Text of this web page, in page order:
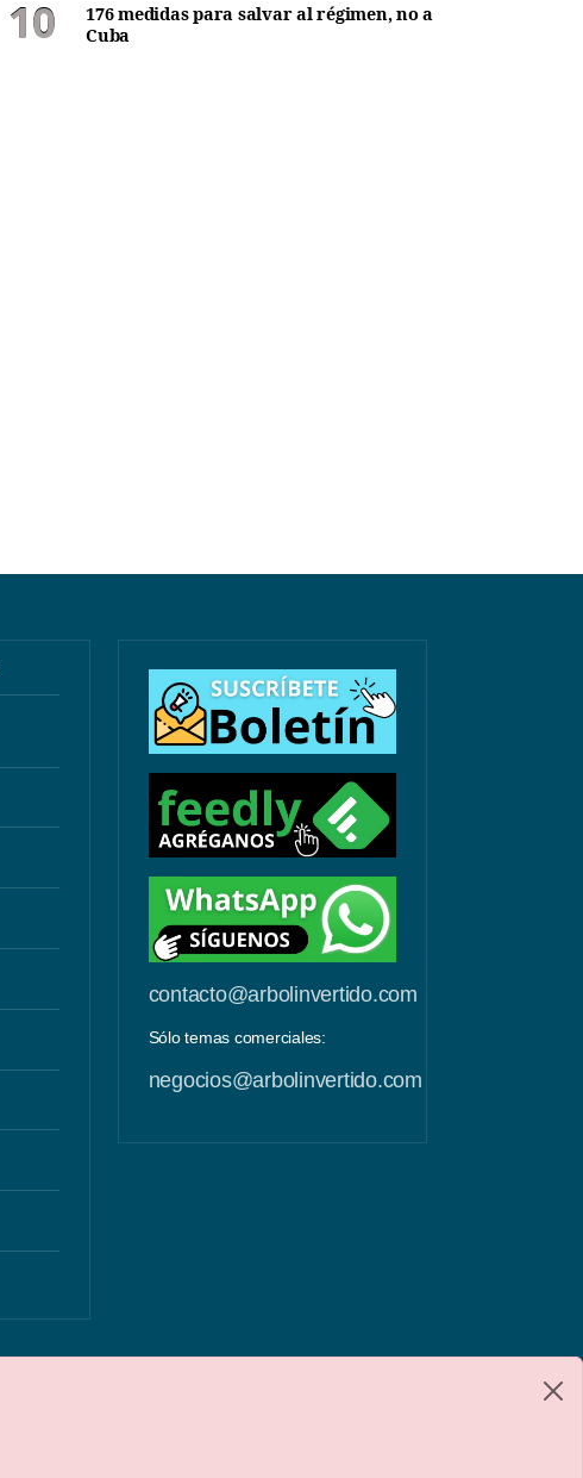
176 medidas para salvar al régimen, no a
Cuba
contacto@arbolinvertido.com
Sólo temas comerciales:
negocios@arbolinvertido.com